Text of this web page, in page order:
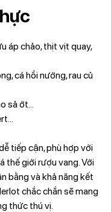
áp chảo, thịt vịt quay,
cá hồi nướng, rau củ
sả ớt...
tiếp cận, phù hợp với
thế giới rượu vang. Với
bằng và khả năng kết
chắc chắn sẽ mang
thức thú vị.